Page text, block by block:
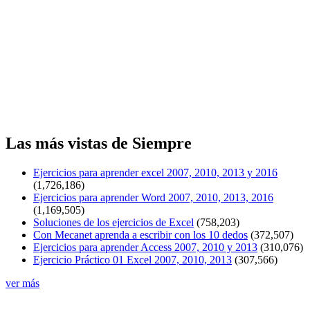
Las más vistas de Siempre
Ejercicios para aprender excel 2007, 2010, 2013 y 2016
(1,726,186)
Ejercicios para aprender Word 2007, 2010, 2013, 2016
(1,169,505)
Soluciones de los ejercicios de Excel (758,203)
Con Mecanet aprenda a escribir con los 10 dedos (372,507)
Ejercicios para aprender Access 2007, 2010 y 2013 (310,076)
Ejercicio Práctico 01 Excel 2007, 2010, 2013 (307,566)
ver más